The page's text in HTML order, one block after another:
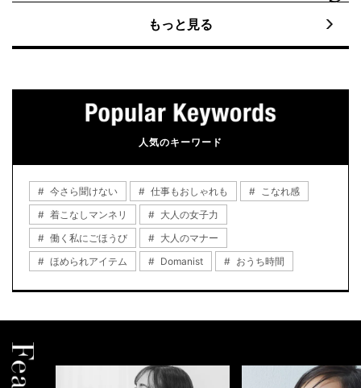
もっと見る
人気のキーワード
今さら聞けない 仕事もおしゃれも
こなれ感
着こなしマンネリ
大人の女子力
働く私にごほうび
大人のマナー
ほめられアイテム
Domanist おうち時間